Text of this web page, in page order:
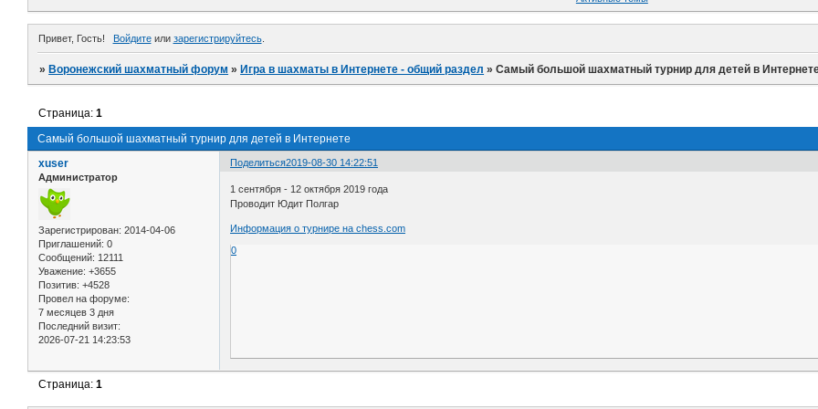
Привет, Гость! Войдитеили зарегистрируйтесь.
»Воронежский шахматный форум »Игра в шахматы в Интернете - общий раздел »Самый большой шахматный турнир для детей в
Самый большой шахматный турнир для детей в Интернете
Страница:1
Поделиться2019-08-30 14:22:51
xuser
Администратор
Зарегистрирован: 2014-04-06
Приглашений: 0
Сообщений: 12111
Уважение: +3655
Позитив: +4528
Провел на форуме:
7 месяцев 3 дня
Последний визит:
2026-07-21 14:23:53
1 сентября - 12 октября 2019 года
Проводит Юдит Полгар
Информация о турнире на chess.com
0
Страница:1